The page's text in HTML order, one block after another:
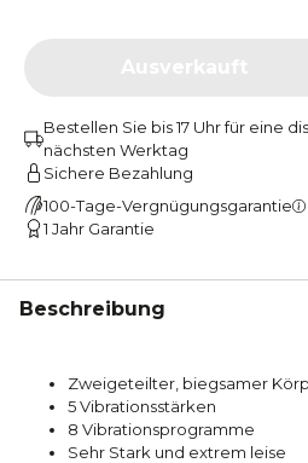
Bestellen Sie bis 17 Uhr für eine
nächsten Werktag
Sichere Bezahlung
100-Tage-Vergnügungsgarantie
1 Jahr Garantie
Beschreibung
Zweigeteilter, biegsamer
5 Vibrationsstärken
8 Vibrationsprogramme
Sehr Stark und extrem leise